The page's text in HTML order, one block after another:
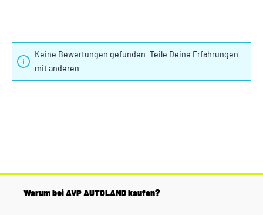
Keine Bewertungen gefunden. Teile Deine Erfahrungen
mit anderen.
Warum bei AVP AUTOLAND kaufen?